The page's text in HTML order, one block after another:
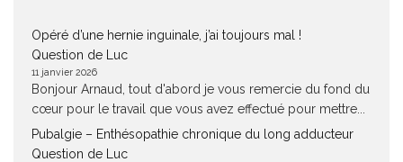
Opéré d’une hernie inguinale, j’ai toujours mal !
Question de Luc
11 janvier 2026
Bonjour Arnaud, tout d'abord je vous remercie du fond du
cœur pour le travail que vous avez effectué pour mettre...
Pubalgie – Enthésopathie chronique du long adducteur
Question de Luc